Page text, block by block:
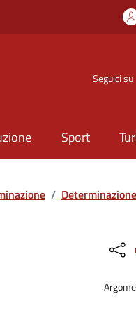
Seguici su
Sport
/